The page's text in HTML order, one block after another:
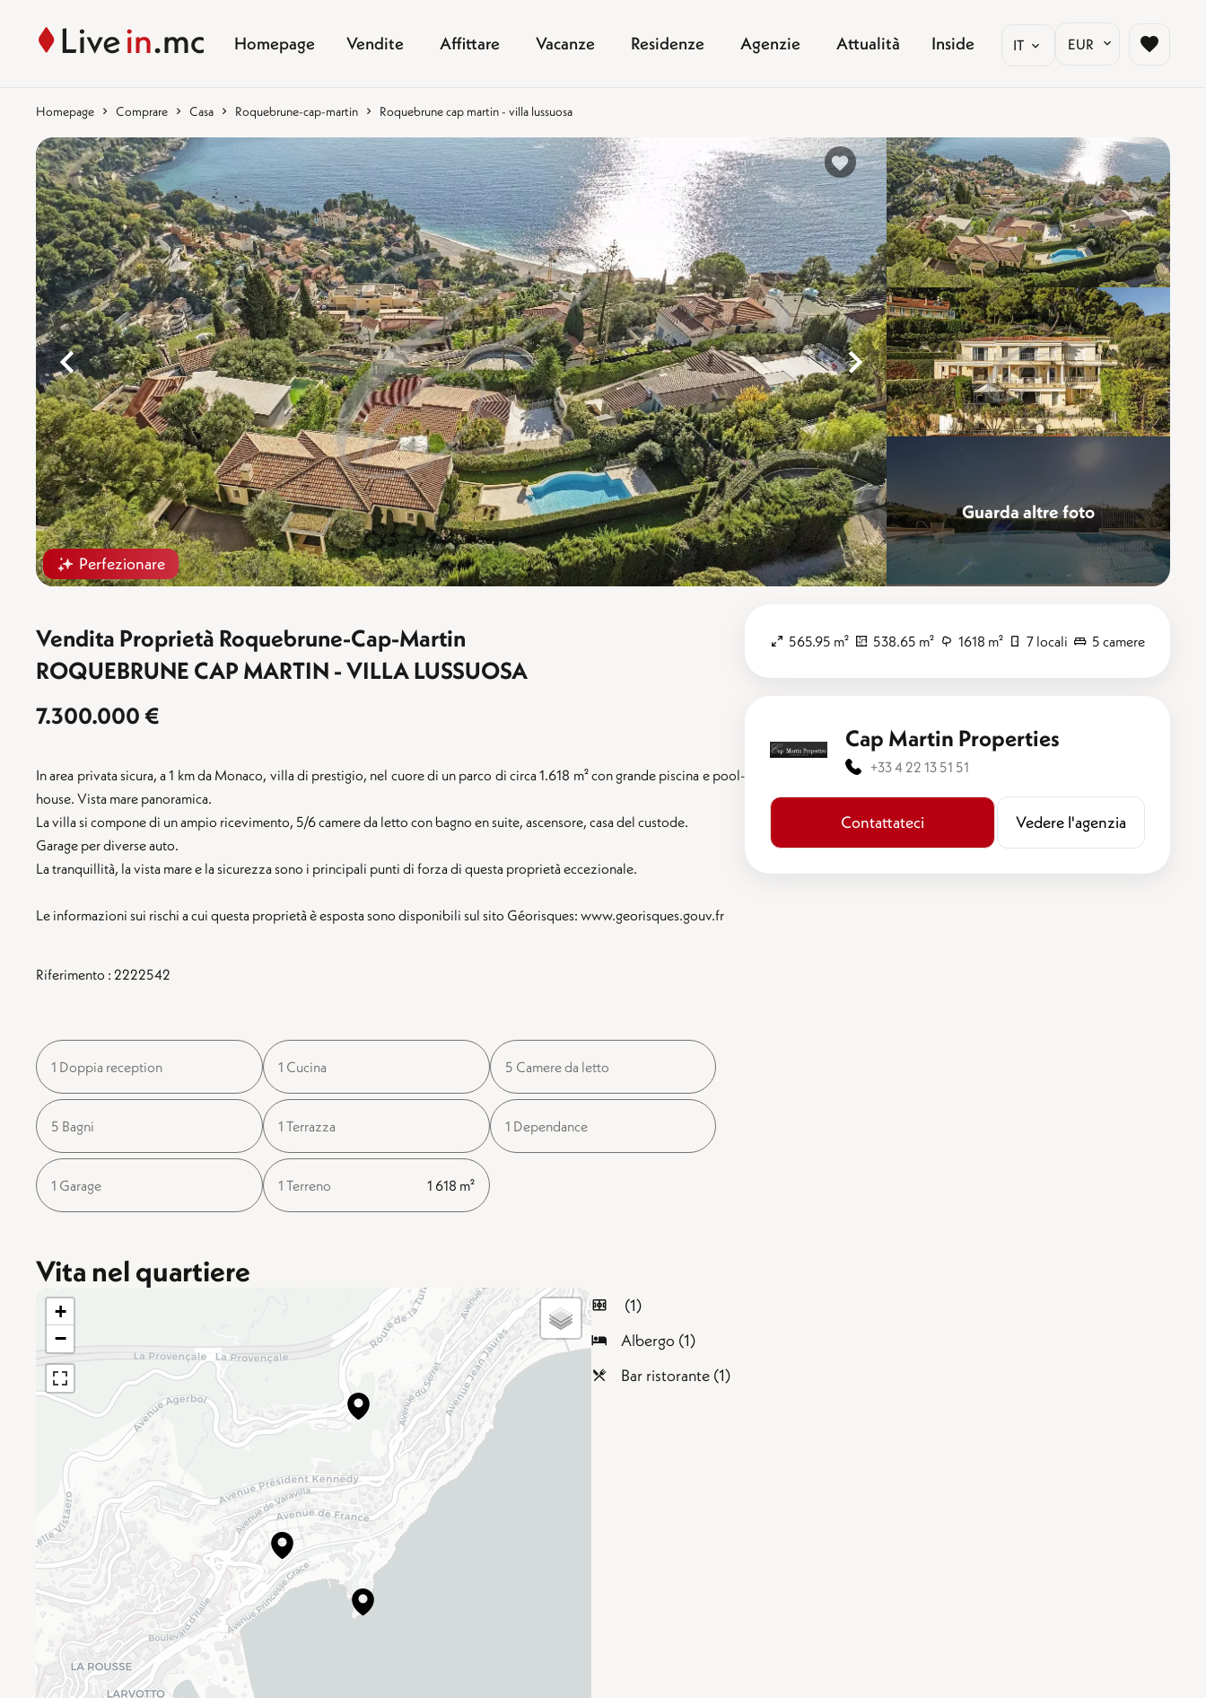
Homepage Vendite Affittare Vacanze Residenze Agenzie Attualità Inside IT EUR
Homepage Comprare Casa Roquebrune-cap-martin Roquebrune cap martin - villa lussuosa
Perfezionare
%}
Perfezionare
%}
Guarda altre foto
Vendita Proprietà Roquebrune-Cap-Martin
ROQUEBRUNE CAP MARTIN - VILLA LUSSUOSA
7.300.000 €
In area privata sicura, a 1 km da Monaco, villa di prestigio, nel cuore di un parco di circa 1.618 m² con grande piscina e pool-
house. Vista mare panoramica.
La villa si compone di un ampio ricevimento, 5/6 camere da letto con bagno en suite, ascensore, casa del custode.
Garage per diverse auto.
La tranquillità, la vista mare e la sicurezza sono i principali punti di forza di questa proprietà eccezionale.
Le informazioni sui rischi a cui questa proprietà è esposta sono disponibili sul sito Géorisques: www.georisques.gouv.fr
Riferimento : 2222542
1 Doppia reception 1 Cucina 5 Camere da letto
5 Bagni 1 Terrazza 1 Dependance
1 Garage 1 Terreno 1 618 m²
565.95 m² 538.65 m² 1618 m² 7 locali 5 camere
Cap Martin Properties
+33 4 22 13 51 51
Contattateci ​​Vedere l'agenzia
Vita nel quartiere
+
−
(1)
Albergo (1)
Bar ristorante (1)